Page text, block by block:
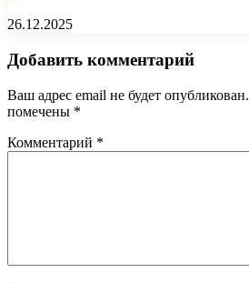
26.12.2025
Добавить комментарий
Ваш адрес email не будет опубликован.
помечены *
Комментарий *